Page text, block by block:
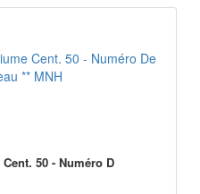
50 - Numéro D